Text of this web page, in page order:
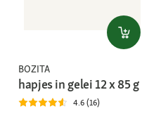
BOZITA
hapjes in gelei 12 x 85 g
4.6 (16)